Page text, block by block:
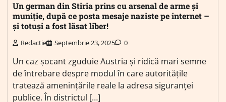
Un german din Stiria prins cu arsenal de arme și
muniție, după ce posta mesaje naziste pe internet –
și totuși a fost lăsat liber!
Redactie Septembrie 23, 2025 0
Un caz șocant zguduie Austria și ridică mari semne
de întrebare despre modul în care autoritățile
tratează amenințările reale la adresa siguranței
publice. În districtul […]